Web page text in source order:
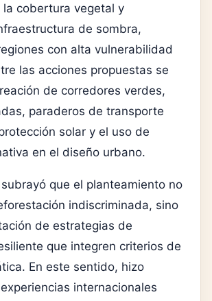
la cobertura vegetal y
de sombra,
con alta vulnerabilidad
las acciones propuestas se
de corredores verdes,
paraderos de transporte
solar y el uso de
en el diseño urbano.
que el planteamiento no
indiscriminada, sino
de estrategias de
que integren criterios de
En este sentido, hizo
internacionales